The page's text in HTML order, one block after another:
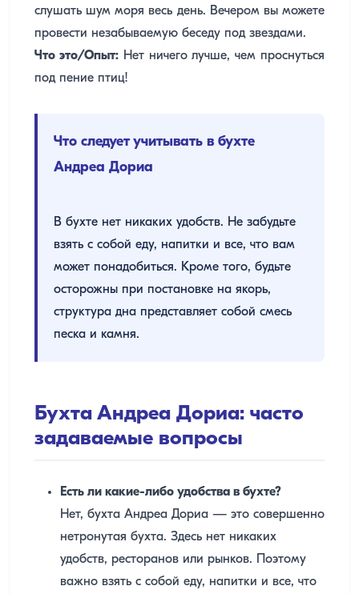
слушать шум моря весь день. Вечером вы можете
провести незабываемую беседу под звездами.
Что это/Опыт:Нет ничего лучше, чем проснуться
под пение птиц!
Что следует учитывать в бухте
Андреа Дориа
В бухте нет никаких удобств. Не забудьте
взять с собой еду, напитки и все, что вам
может понадобиться. Кроме того, будьте
осторожны при постановке на якорь,
структура дна представляет собой смесь
песка и камня.
Бухта Андреа Дориа: часто
задаваемые вопросы
Есть ли какие-либо удобства в бухте?
Нет, бухта Андреа Дориа — это совершенно
нетронутая бухта. Здесь нет никаких
удобств, ресторанов или рынков. Поэтому
важно взять с собой еду, напитки и все, что